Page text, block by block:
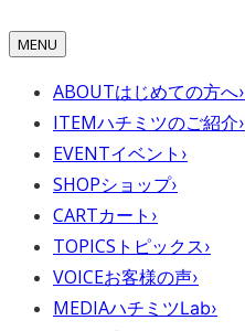
MENU
ABOUTはじめての方へ›
ITEMハチミツのご紹介›
EVENTイベント ›
SHOPショップ›
CARTカート ›
TOPICS トピックス›
VOICEお客様の声›
MEDIAハチミツLab›